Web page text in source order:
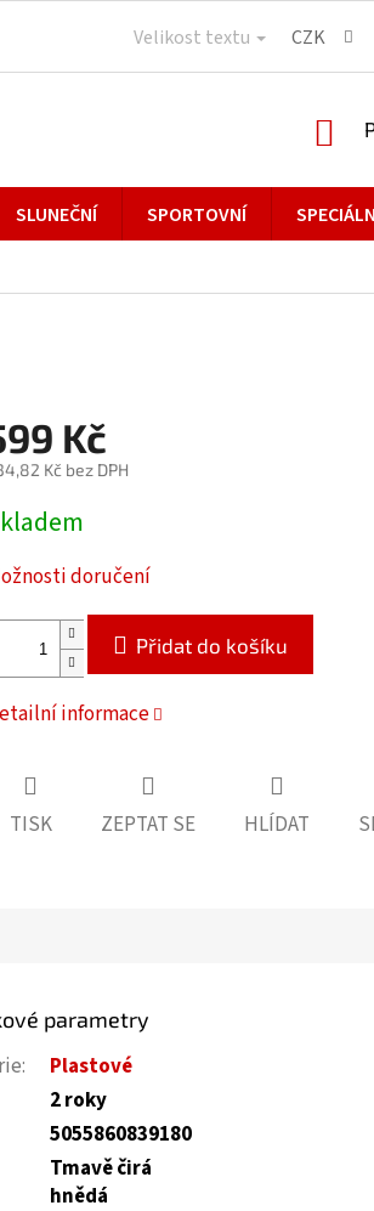
Velikost textu CZK
SLUNEČNÍ SPORTOVNÍ
Kč
Kč bez DPH
doručení
Přidat do košíku
informace
TISK ZEPTAT SE HLÍDAT
parametry
:
Plastové
2 roky
5055860839180
Tmavě čirá
hnědá